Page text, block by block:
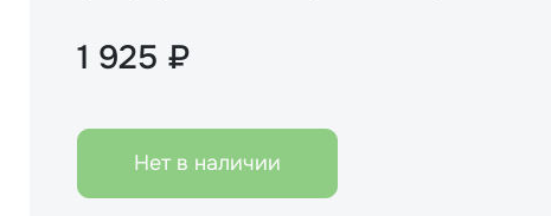
1 925 ₽
Нет в наличии